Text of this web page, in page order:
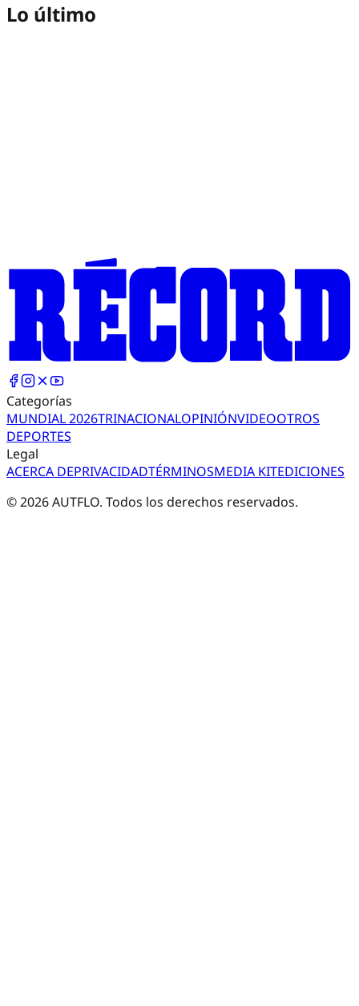
Lo último
Categorías
MUNDIAL 2026TRINACIONALOPINIÓNVIDEOOTROS
DEPORTES
Legal
ACERCA DEPRIVACIDADTÉRMINOSMEDIA KITEDICIONES
©2026AUTFLO. Todos los derechos reservados.